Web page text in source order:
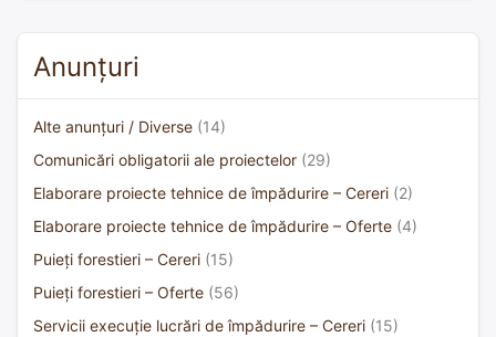
Anunțuri
Alte anunțuri / Diverse (14)
Comunicări obligatorii ale proiectelor (29)
Elaborare proiecte tehnice de împădurire – Cereri (2)
Elaborare proiecte tehnice de împădurire – Oferte (4)
Puieți forestieri – Cereri (15)
Puieți forestieri – Oferte (56)
Servicii execuție lucrări de împădurire – Cereri (15)